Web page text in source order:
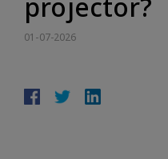
projector?
01-07-2026